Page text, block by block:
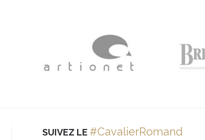
SUIVEZ LE #CavalierRomand